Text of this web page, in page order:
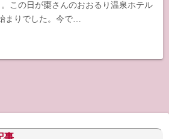
この日が棗さんのおおるり温泉ホテル
まりでした。今で…
事